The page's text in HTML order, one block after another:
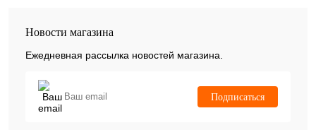
Новости магазина
Ежедневная рассылка новостей магазина.
Подписаться